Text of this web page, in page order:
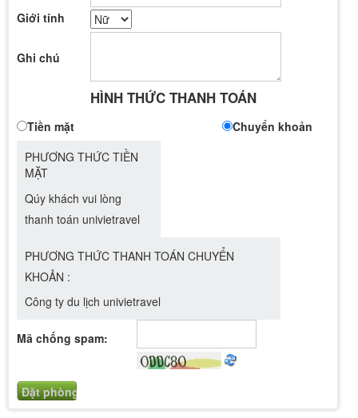
Giới tính
Ghi chú
HÌNH THỨC THANH TOÁN
Tiền mặt
Chuyển khoản
PHƯƠNG THỨC TIỀN
MẶT
Qúy khách vui lòng
thanh toán univietravel
PHƯƠNG THỨC THANH TOÁN CHUYỂN
KHOẢN :
Công ty du lịch univietravel
Mã chống spam: